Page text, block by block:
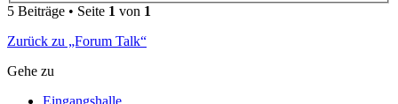
5 Beiträge • Seite 1 von 1
Zurück zu „Forum Talk“
Gehe zu
Eingangshalle